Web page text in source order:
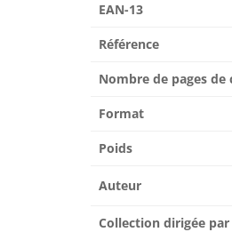
EAN-13
Référence
Nombre de pages
Format
Poids
Auteur
Collection dirigée par